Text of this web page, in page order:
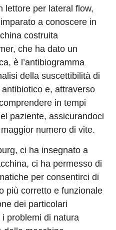
lettore per lateral flow,
a conoscere in
costruita
che ha dato un
è l’antibiogramma
della suscettibilità di
e, attraverso
in tempi
paziente, assicurandoci
numero di vite.
ci ha insegnato a
ci ha permesso di
per consentirci di
più corretto e funzionale
dei particolari
problemi di natura